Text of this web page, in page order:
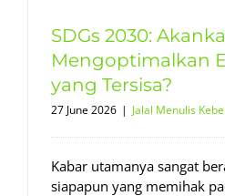
SDGs 2030:
Mengoptimalkan
yang Tersisa?
27 June 2026 | Jalal Menulis
Kabar utamanya sangat
siapapun yang memihak